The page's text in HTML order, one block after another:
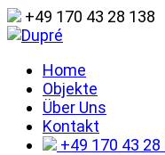
+49 170 43 28 138
Home
Objekte
Über Uns
Kontakt
+49 170 43 28